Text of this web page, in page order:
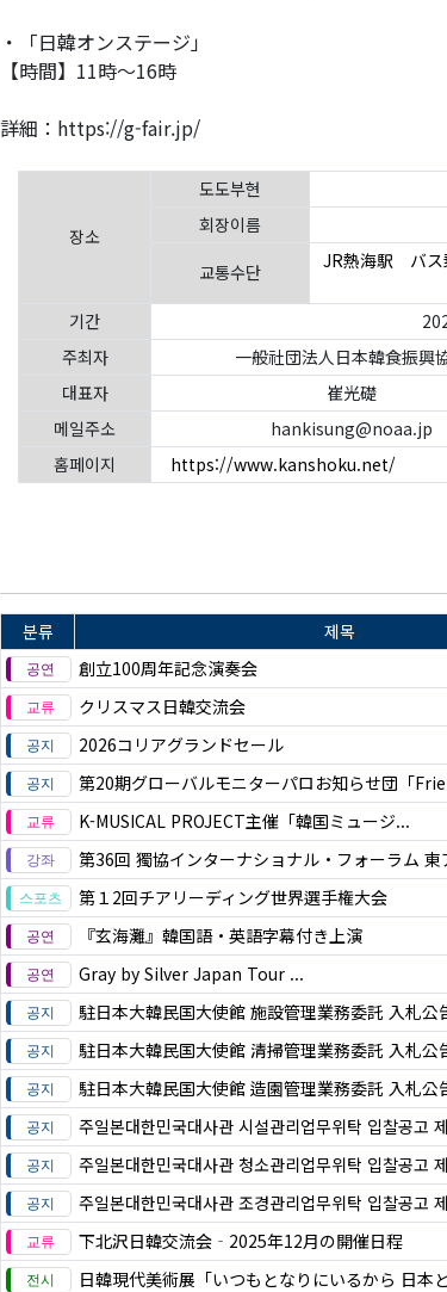
・「日韓オンステージ」
【時間】11時～16時
詳細：https://g-fair.jp/
장소
도도부현
회장이름
교통수단
JR熱海駅 バ
기간
주최자
一般社団法人日本韓食振興
대표자
崔光礎
메일주소
hankisung@noaa.jp
홈페이지
https://www.kanshoku.net/
분류 제목
創立100周年記念演奏会
クリスマス日韓交流会
2026コリアグランドセール
第20期グローバルモニターパロお知らせ団「
K-MUSICAL PROJECT主催「韓国ミュージ...
第36回 獨協インターナショナル・フォーラム 東
第１2回チアリーディング世界選手権大会
『玄海灘』韓国語・英語字幕付き上演
Gray by Silver Japan Tour ...
駐日本大韓民国大使館 施設管理業務委託 入札公
駐日本大韓民国大使館 清掃管理業務委託 入札公
駐日本大韓民国大使館 造園管理業務委託 入札公
주일본대한민국대사관 시설관리업무위탁 입찰공고
주일본대한민국대사관 청소관리업무위탁 입찰공고
주일본대한민국대사관 조경관리업무위탁 입찰공고
下北沢日韓交流会‐2025年12月の開催日程
日韓現代美術展「いつもとなりにいるから 日本